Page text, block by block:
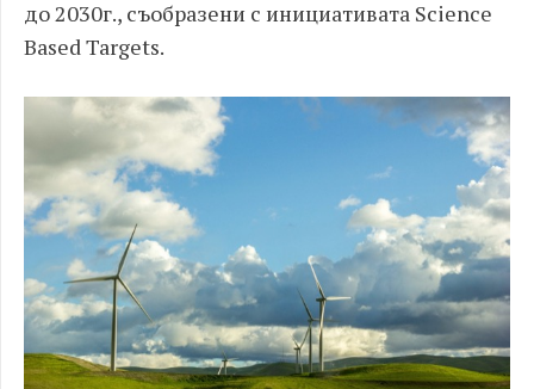
до 2030г., съобразени с инициативата Science
Based Targets.